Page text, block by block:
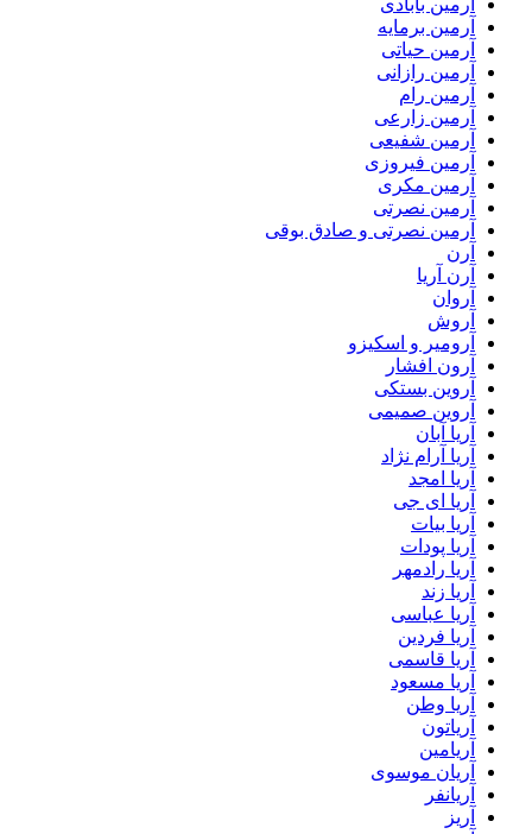
آرمین بابادی
آرمین برمایه
آرمین حیاتی
آرمین رازانی
آرمین رام
آرمین زارعی
آرمین شفیعی
آرمین فیروزی
آرمین مکری
آرمین نصرتی
آرمین نصرتی و صادق بوقی
آرن
آرن آریا
آروان
آروش
آرومیر و اسکیزو
آرون افشار
آروین بستکی
آروین صمیمی
آریا آبان
آریا آرام نژاد
آریا امجد
آریا ای جی
آریا بیات
آریا پودات
آریا رادمهر
آریا زند
آریا عباسی
آریا فردین
آریا قاسمی
آریا مسعود
آریا وطن
آریاتون
آریامین
آریان موسوی
آریانفر
آریز